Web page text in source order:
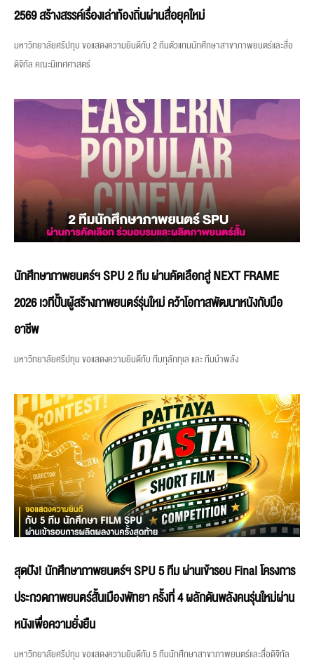
2569 สร้างสรรค์เรื่องเล่าท้องถิ่นผ่านสื่อยุคใหม่
มหาวิทยาลัยศรีปทุม ขอแสดงความยินดีกับ 2 ทีมตัวแทนนักศึกษาสาขาภาพยนตร์และสื่อ
ดิจิทัล คณะนิเทศศาสตร์
นักศึกษาภาพยนตร์ฯ SPU 2 ทีม ผ่านคัดเลือกสู่ NEXT FRAME
2026 เวทีปั้นผู้สร้างภาพยนตร์รุ่นใหม่ คว้าโอกาสพัฒนาหนังกับมือ
อาชีพ
มหาวิทยาลัยศรีปทุม ขอแสดงความยินดีกับ ทีมทุลักทุเล และ ทีมบ้าพลัง
สุดปัง! นักศึกษาภาพยนตร์ฯ SPU 5 ทีม ผ่านเข้ารอบ Final โครงการ
ประกวดภาพยนตร์สั้นเมืองพัทยา ครั้งที่ 4 ผลักดันพลังคนรุ่นใหม่ผ่าน
หนังเพื่อความยั่งยืน
มหาวิทยาลัยศรีปทุม ขอแสดงความยินดีกับ 5 ทีมนักศึกษาสาขาภาพยนตร์และสื่อดิจิทัล